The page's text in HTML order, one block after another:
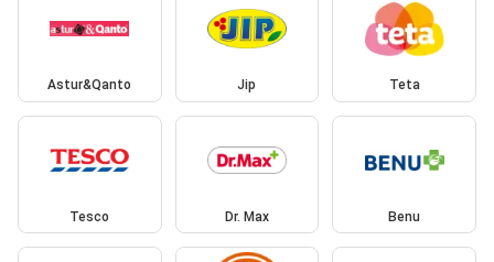
Astur&Qanto Jip Teta
Tesco Dr. Max Benu